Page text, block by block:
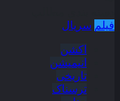
فیلم سریال
اکشن
انیمیشن
تاریخی
ترسناک